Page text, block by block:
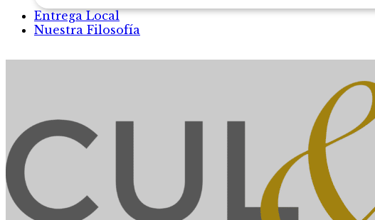
Entrega Local
Nuestra Filosofía